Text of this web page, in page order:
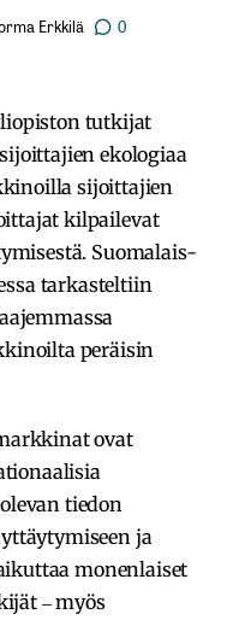
Erkkilä 0
tutkijat
ekologiaa
sijoittajien
kilpailevat
Suomalais-
tarkasteltiin
peräisin
ovat
tiedon
ja
monenlaiset
‒ myös